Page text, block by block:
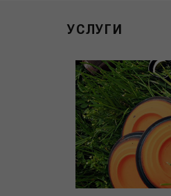
УСЛУГИ